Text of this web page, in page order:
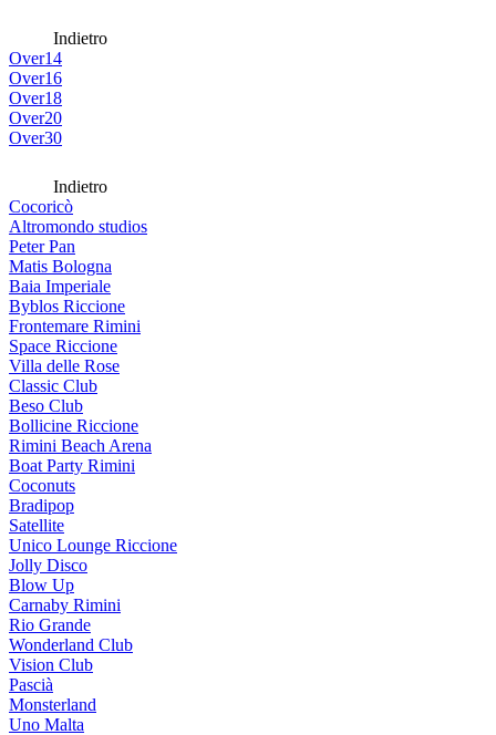
Indietro
Over14
Over16
Over18
Over20
Over30
Indietro
Cocoricò
Altromondo studios
Peter Pan
Matis Bologna
Baia Imperiale
Byblos Riccione
Frontemare Rimini
Space Riccione
Villa delle Rose
Classic Club
Beso Club
Bollicine Riccione
Rimini Beach Arena
Boat Party Rimini
Coconuts
Bradipop
Satellite
Unico Lounge Riccione
Jolly Disco
Blow Up
Carnaby Rimini
Rio Grande
Wonderland Club
Vision Club
Pascià
Monsterland
Uno Malta